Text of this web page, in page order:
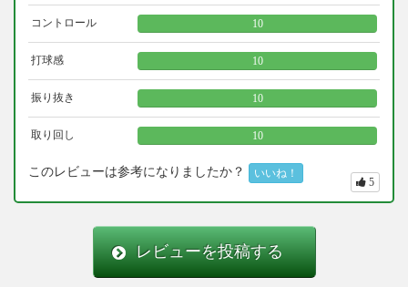
コントロール 10
打球感 10
振り抜き 10
取り回し 10
このレビューは参考になりましたか？ いいね！
5
レビューを投稿する